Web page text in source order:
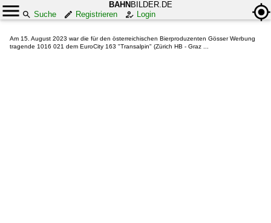
BAHN BILDER.DE
Suche
Registrieren Login
Am 15. August 2023 war die für den österreichischen Bierproduzenten Gösser Werbung
tragende 1016 021 dem EuroCity 163 "Transalpin" (Zürich HB - Graz ...